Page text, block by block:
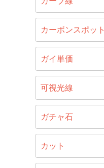
カーボンスポット
ガイ単価
可視光線
ガチャ石
カット